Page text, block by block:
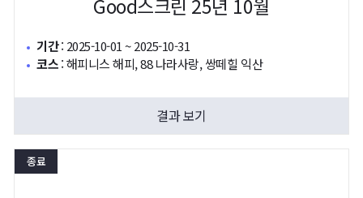
Good스크린 25년 10월
기간: 2025-10-01 ~ 2025-10-31
코스:해피니스 해피, 88 나라사랑, 쌍떼힐 익산
결과 보기
종료